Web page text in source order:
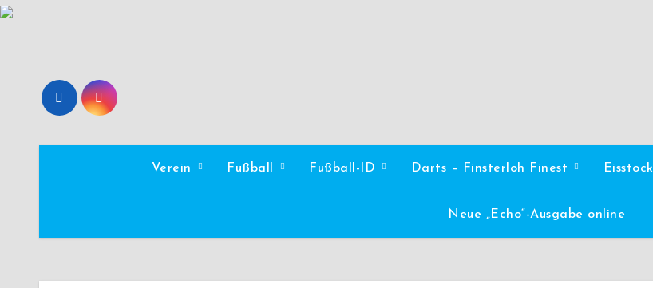
Zum
Verein Fußball Fußball-ID Darts – Finsterloh Finest Eisstock
Neue „Echo“-Ausgabe online